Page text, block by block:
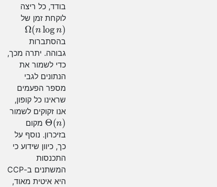
בודד, כל ריצה
לוקחת זמן של
Ω (nlogn)
בהסתברות
גבוהה. יתרה מכך,
כדי לשמור את
הנתונים לגבי
מספר הפעמים
שראינו כל קופון,
אנו זקוקים לשמור
Θ(n)
מקום
בזיכרון. נוסף על
כך, כיוון שידוע כי
התכנסות
המשתנים ב-CCP
היא איטית מאוד,